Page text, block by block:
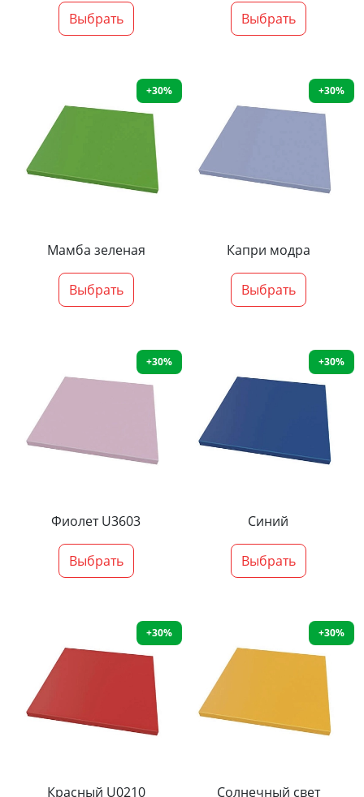
Выбрать Выбрать
+30%
Мамба зеленая
Выбрать
+30%
Капри модра
Выбрать
+30%
Фиолет U3603
Выбрать
+30%
Синий
Выбрать
+30%
Красный U0210
+30%
Солнечный свет